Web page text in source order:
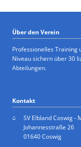
Über den Verein
Professionelles
Niveau sichern über 30
Abteilungen.
Kontakt
SV Elbland Coswig -
Johannesstraße 26
01640 Coswig